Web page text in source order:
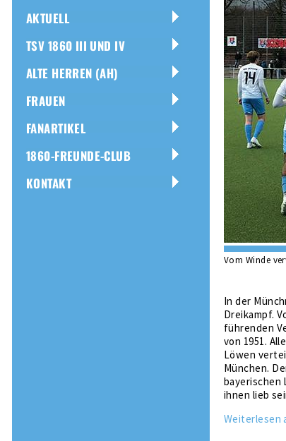
AKTUELL
TSV 1860 III UND IV
ALTE HERREN (AH)
FRAUEN
FANARTIKEL
1860-FREUNDE-CLUB
KONTAKT
Vom Winde
In der
Dreikampf.
führenden
von 1951.
Löwen
München.
bayerischen
ihnen lieb
Weiterlesen